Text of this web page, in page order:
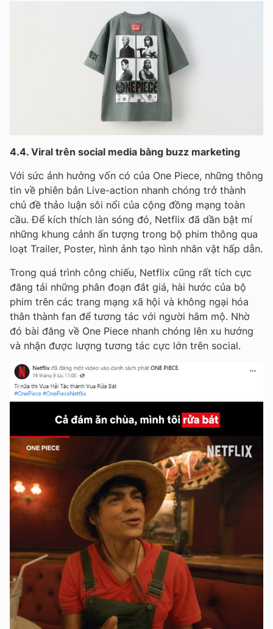
4.4. Viral trên social media bằng buzz marketing
Với sức ảnh hưởng vốn có của One Piece, những thông
tin về phiên bản Live-action nhanh chóng trở thành
chủ đề thảo luận sôi nổi của cộng đồng mạng toàn
cầu. Để kích thích làn sóng đó, Netflix đã dần bật mí
những khung cảnh ấn tượng trong bộ phim thông qua
loạt Trailer, Poster, hình ảnh tạo hình nhân vật hấp dẫn.
Trong quá trình công chiếu, Netflix cũng rất tích cực
đăng tải những phân đoạn đắt giá, hài hước của bộ
phim trên các trang mạng xã hội và không ngại hóa
thân thành fan để tương tác với người hâm mộ. Nhờ
đó bài đăng về One Piece nhanh chóng lên xu hướng
và nhận được lượng tương tác cực lớn trên social.